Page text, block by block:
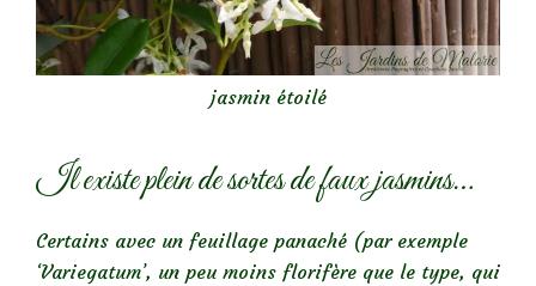
jasmin étoilé
Il existe plein de sortes de faux jasmins…
Certains avec un feuillage panaché (par exemple
‘Variegatum’, un peu moins florifère que le type, qui